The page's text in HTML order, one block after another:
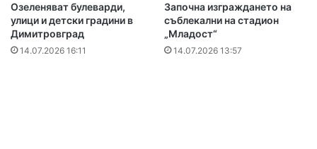
Озеленяват булеварди,
улици и детски градини в
Димитровград
14.07.2026 16:11
Започна изграждането на
съблекални на стадион
„Младост“
14.07.2026 13:57